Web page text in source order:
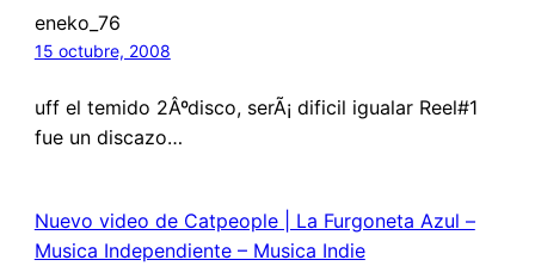
eneko_76
15 octubre, 2008
uff el temido 2Âºdisco, serÃ¡ dificil igualar Reel#1
fue un discazo…
Nuevo video de Catpeople | La Furgoneta Azul –
Musica Independiente – Musica Indie